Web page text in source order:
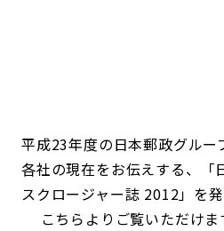
平成23年度の日本郵政グルー
各社の現在をお伝えする、「
スクロージャー誌 2012」を発
こちらよりご覧いただけま